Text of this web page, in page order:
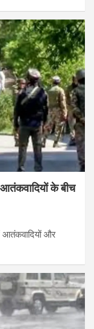
के बीच
आतंकवादियों और